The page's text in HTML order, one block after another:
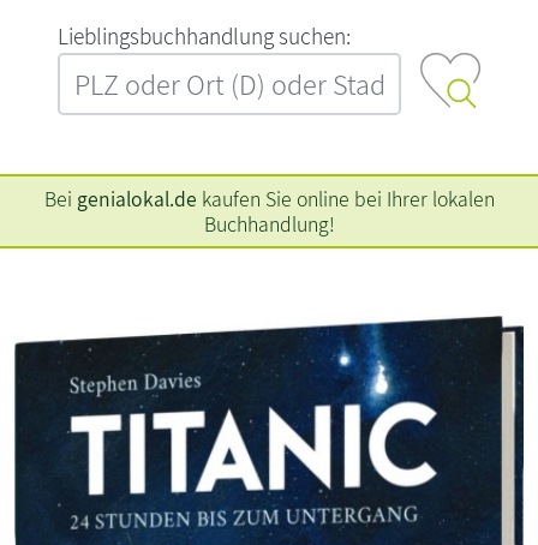
L‍i‍e‍b‍l‍i‍n‍g‍s‍b‍u‍c‍h‍h‍a‍n‍d‍l‍u‍n‍g‍ ‍s‍u‍c‍h‍e‍n‍:‍
Bei genialokal.de kaufen Sie online bei Ihrer lokalen
Buchhandlung!